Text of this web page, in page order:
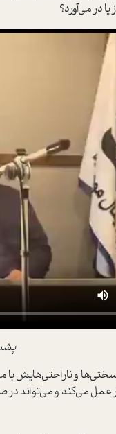
در مي‌آورد؟
و ناراحتي‌هايش با
عمل مي‌کند و مي‌تواند